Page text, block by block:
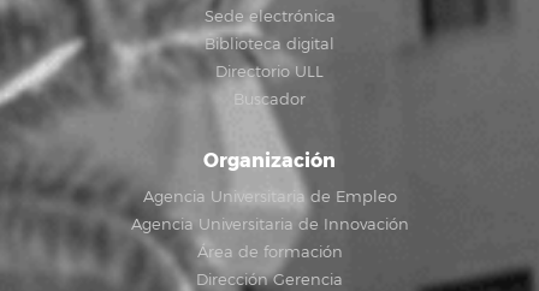
Sede electrónica
Biblioteca digital
Directorio ULL
Buscador
Organización
Agencia Universitaria de Empleo
Agencia Universitaria de Innovación
Área de formación
Dirección Gerencia